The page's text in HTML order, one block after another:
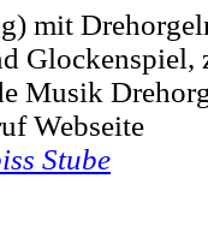
mit
Glockenspiel,
Musik
Webseite
Stube